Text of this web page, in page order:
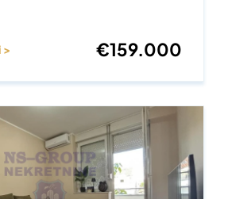
> €159.000